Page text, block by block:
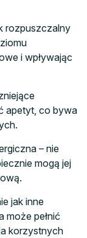
rozpuszczalny
i wpływając
apetyt, co bywa
– nie
mogą jej
jak inne
może pełnić
korzystnych